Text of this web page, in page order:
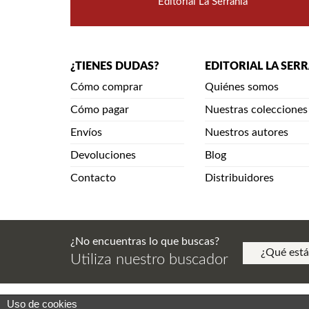
¿TIENES DUDAS?
Cómo comprar
Cómo pagar
Envíos
Devoluciones
Contacto
EDITORIAL LA
Quiénes somos
Nuestras colecciones
Nuestros autores
Blog
Distribuidores
¿No encuentras lo que buscas?
Utiliza nuestro buscador
Aviso Legal. Política de Privacidad. Aviso de
Uso de cookies